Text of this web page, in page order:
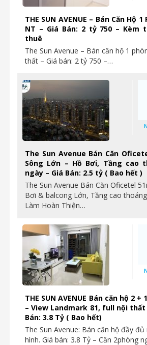
THE SUN AVENUE – Bán Căn Hộ
NT – Giá Bán: 2 tỷ 750 – Kèm
thuê
The Sun Avenue – Bán căn hộ 1
thất – Giá bán: 2 tỷ 750 –…
The Sun Avenue Bán Căn
Sông Lớn – Hồ Bơi, Tầng cao
ngày – Giá Bán: 2.5 tỷ ( Bao hết )
The Sun Avenue Bán Căn Oficetel
Bơi & balcong Lớn, Tầng cao
Làm Hoàn Thiện…
THE SUN AVENUE Bán căn hộ 2
– View Landmark 81, full nội
Bán: 3.8 Tỷ ( Bao hết)
The Sun Avenue: Bán căn hộ đầy
hình. Giá bán: 3.8 Tỷ – Căn 2phòng